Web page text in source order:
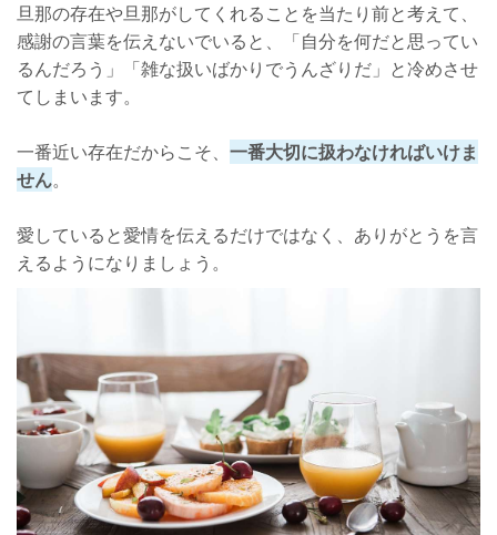
旦那の存在や旦那がしてくれることを当たり前と考えて、
感謝の言葉を伝えないでいると、「自分を何だと思ってい
るんだろう」「雑な扱いばかりでうんざりだ」と冷めさせ
てしまいます。
一番近い存在だからこそ、 一番大切に扱わなければいけま
せん。
愛していると愛情を伝えるだけではなく、ありがとうを言
えるようになりましょう。